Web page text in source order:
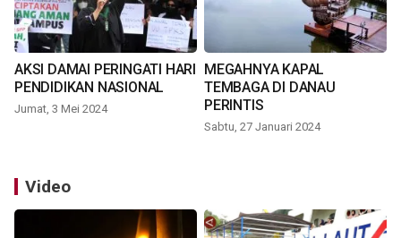
AKSI DAMAI PERINGATI HARI
PENDIDIKAN NASIONAL
Jumat, 3 Mei 2024
MEGAHNYA KAPAL
TEMBAGA DI DANAU
PERINTIS
Sabtu, 27 Januari 2024
Video